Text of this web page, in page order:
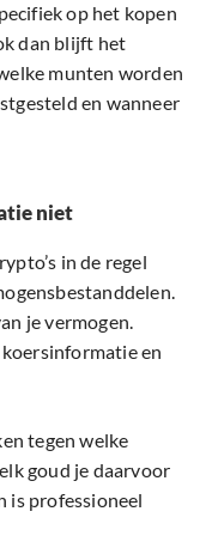
op het kopen
dan blijft het
munten worden
en wanneer
niet
in de regel
je vermogen.
en
tegen welke
goud je daarvoor
is professioneel